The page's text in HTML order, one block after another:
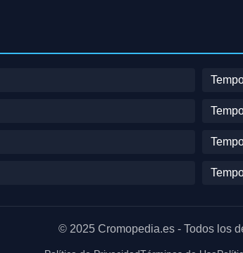
© 2025 Cromopedia.es - Todos los